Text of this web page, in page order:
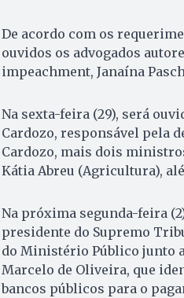
De acordo com os
ouvidos os advogados
impeachment, Janaína
Na sexta-feira (29), será
Cardozo, responsável pela
Cardozo, mais dois
Kátia Abreu (Agricultura),
Na próxima segunda-feira
presidente do Supremo
do Ministério Público junto
Marcelo de Oliveira, que
bancos públicos para o